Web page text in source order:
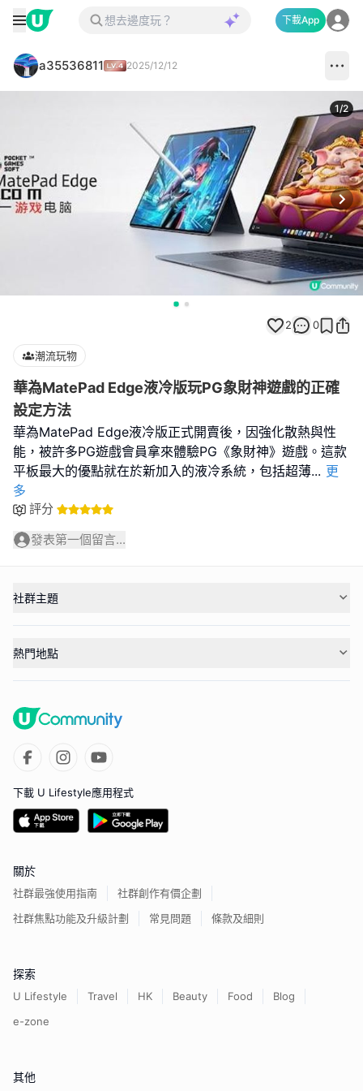
下載App
a35536811 2025/12/12
1/2
2 0
潮流玩物
華為MatePad Edge液冷版玩PG象財神遊戲的正確
設定方法
華為MatePad Edge液冷版正式開賣後，因強化散熱與性
能，被許多PG遊戲會員拿來體驗PG《象財神》遊戲。這款
平板最大的優點就在於新加入的液冷系統，包括超薄... 更
多
評分
發表第一個留言...
社群主題
熱門地點
下載 U Lifestyle應用程式
關於
社群最強使用指南
社群創作有價企劃
社群焦點功能及升級計劃
常見問題 條款及細則
探索
U Lifestyle Travel HK Beauty Food
Blog
e-zone
其他